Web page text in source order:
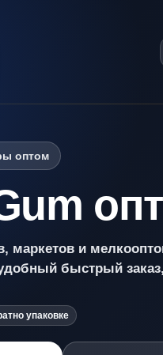
оптом
маркетов и
быстрый
упаковке